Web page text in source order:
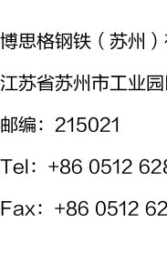
博思格钢铁（苏州
江苏省苏州市工业
邮编：215021
Tel ：+86 0512
Fax：+86 0512